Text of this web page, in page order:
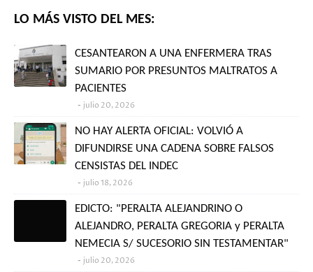
LO MÁS VISTO DEL MES:
CESANTEARON A UNA ENFERMERA TRAS
SUMARIO POR PRESUNTOS MALTRATOS A
PACIENTES
julio 20, 2026
NO HAY ALERTA OFICIAL: VOLVIÓ A
DIFUNDIRSE UNA CADENA SOBRE FALSOS
CENSISTAS DEL INDEC
julio 18, 2026
EDICTO: "PERALTA ALEJANDRINO O
ALEJANDRO, PERALTA GREGORIA y PERALTA
NEMECIA S/ SUCESORIO SIN TESTAMENTAR"
julio 20, 2026